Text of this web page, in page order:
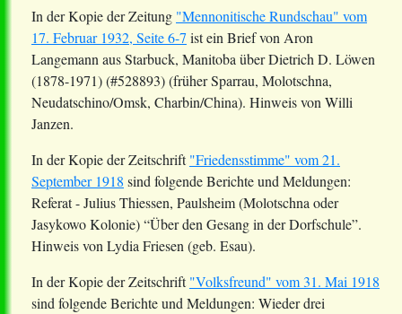
In der Kopie der Zeitung "Mennonitische Rundschau" vom
17. Februar 1932, Seite 6-7 ist ein Brief von Aron
Langemann ausStarbuck, Manitobaüber Dietrich D. Löwen
(1878-1971) (#528893) (früherSparrau, Molotschna,
Neudatschino/Omsk, Charbin/China). Hinweis von Willi
Janzen.
In der Kopie der Zeitschrift"Friedensstimme" vom 21.
September 1918 sind folgende Berichte und Meldungen:
Referat - Julius Thiessen, Paulsheim(Molotschna oder
JasykowoKolonie) “Über den Gesang in der Dorfschule”.
Hinweis von Lydia Friesen (geb. Esau).
In der Kopie der Zeitschrift"Volksfreund" vom 31. Mai 1918
sind folgende Berichte und Meldungen: Wieder drei